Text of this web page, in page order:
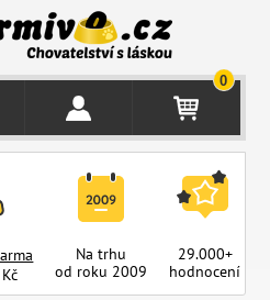
0
Na trhu
od roku 2009
29.000+
hodnocení